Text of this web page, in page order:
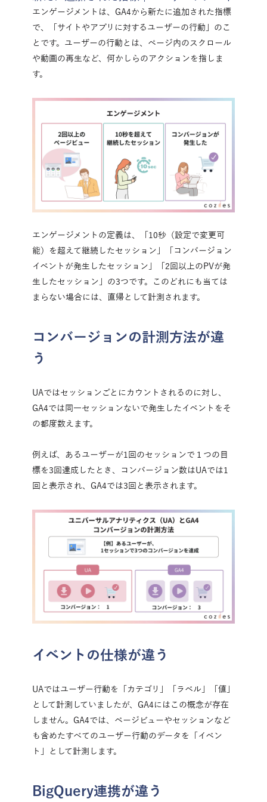
エンゲージメントは、GA4から新たに追加された指標
で、「サイトやアプリに対するユーザーの行動」のこ
とです。ユーザーの行動とは、ページ内のスクロール
や動画の再生など、何かしらのアクションを指しま
す。
エンゲージメントの定義は、「10秒（設定で変更可
能）を超えて継続したセッション」「コンバージョン
イベントが発生したセッション」「2回以上のPVが発
生したセッション」の3つです。このどれにも当ては
まらない場合には、直帰として計測されます。
コンバージョンの計測方法が違
う
UAではセッションごとにカウントされるのに対し、
GA4では同一セッションないで発生したイベントをそ
の都度数えます。
例えば、あるユーザーが1回のセッションで１つの目
標を3回達成したとき、コンバージョン数はUAでは1
回と表示され、GA4では3回と表示されます。
イベントの仕様が違う
UAではユーザー行動を「カテゴリ」「ラベル」「値」
として計測していましたが、GA4にはこの概念が存在
しません。GA4では、ページビューやセッションなど
も含めたすべてのユーザー行動のデータを「イベン
ト」として計測します。
BigQuery連携が違う